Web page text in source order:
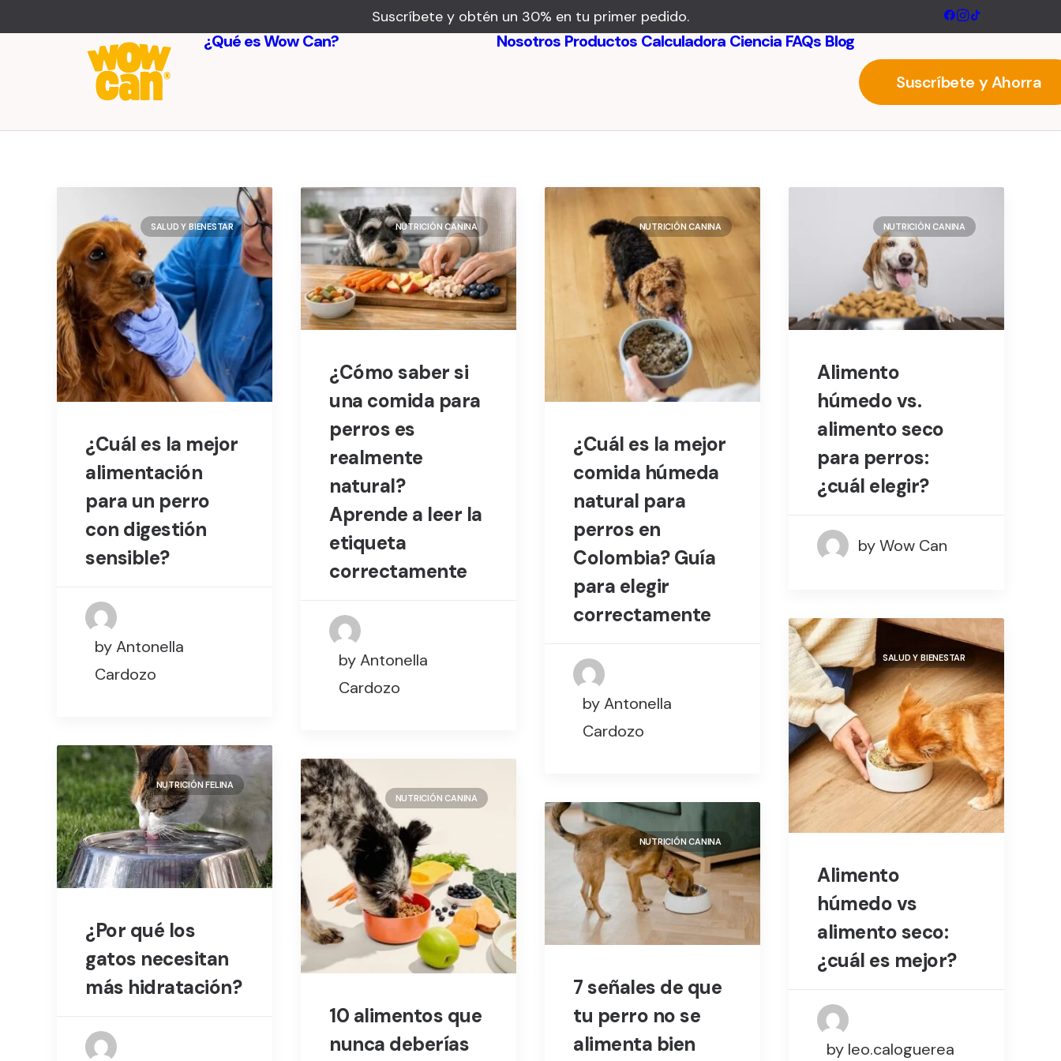
Suscríbete y obtén un 30% en tu primer pedido.
¿Qué es Wow Can?
Nosotros Productos Calculadora Ciencia FAQs Blog
Suscríbete y Ahorra
SALUD Y BIENESTAR
¿Cuál es la mejor
alimentación
para un perro
con digestión
sensible?
by Antonella
Cardozo
NUTRICIÓN CANINA
¿Cómo saber si
una comida para
perros es
realmente
natural?
Aprende a leer la
etiqueta
correctamente
by Antonella
Cardozo
NUTRICIÓN CANINA
¿Cuál es la mejor
comida húmeda
natural para
perros en
Colombia? Guía
para elegir
correctamente
by Antonella
Cardozo
NUTRICIÓN CANINA
Alimento
húmedo vs.
alimento seco
para perros:
¿cuál elegir?
by Wow Can
SALUD Y BIENESTAR
Alimento
húmedo vs
alimento seco:
¿cuál es mejor?
by leo.caloguerea
NUTRICIÓN FELINA
¿Por qué los
gatos necesitan
más hidratación?
NUTRICIÓN CANINA
10 alimentos que
nunca deberías
NUTRICIÓN CANINA
7 señales de que
tu perro no se
alimenta bien